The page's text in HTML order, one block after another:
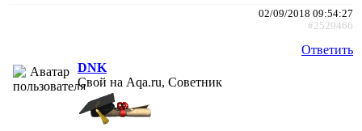
02/09/2018 09:54:27
#2529466
Ответить
DNK
Свой на Aqa.ru, Советник